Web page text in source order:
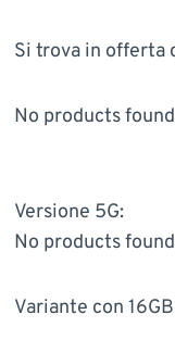
Si trova in offerta
No products
Versione 5G:
No products
Variante con